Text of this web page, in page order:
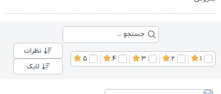
1
2
3
4
5
نظرات
لایک